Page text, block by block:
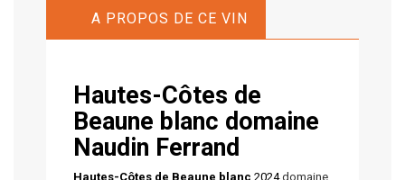
A PROPOS DE CE VIN
Hautes-Côtes de
Beaune blanc domaine
Naudin Ferrand
Hautes-Côtes de Beaune blanc 2024domaine